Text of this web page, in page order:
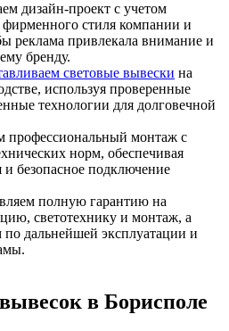
дизайн-проект с учетом
фирменного стиля компании и
реклама привлекала внимание и
бренду.
световые вывески на
используя проверенные
технологии для долговечной
профессиональный монтаж с
норм, обеспечивая
безопасное подключение
полную гарантию на
светотехнику и монтаж, а
по дальнейшей эксплуатации и
в Борисполе